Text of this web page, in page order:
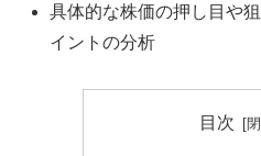
具体的な株価の押し目や
イントの分析
目次